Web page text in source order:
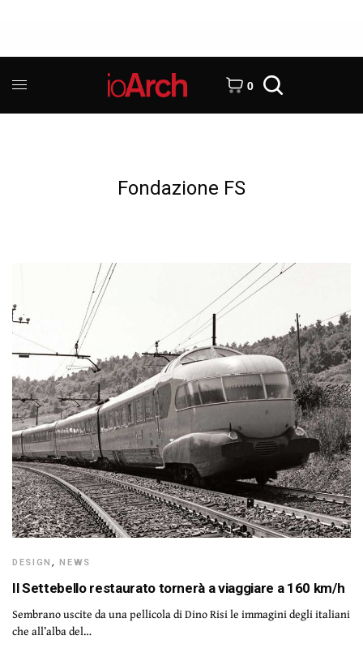
0
Fondazione FS
DESIGN ,NEWS
Il Settebello restaurato tornerà a viaggiare a 160 km/h
Sembrano uscite da una pellicola di Dino Risi le immagini degli italiani
che all’alba del…